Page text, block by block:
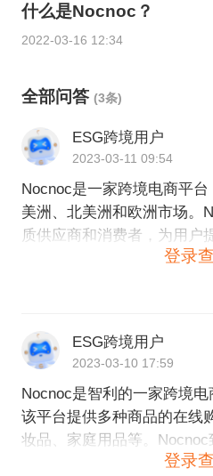
什么是Nocnoc？
2022-03-16 12:34
全部问答 (3条)
ESG跨境用户
2023-03-11 09:54
Nocnoc是一家跨境电商平
美洲、北美洲和欧洲市场。
质供应商和消费者，为用户
优惠实惠的跨境购物体验。
了服装、鞋帽、美妆、家居
台。
登录
ESG跨境用户
2023-03-10 17:59
Nocnoc是智利的一家跨境电
该平台提供多种商品的在线
妆品、家庭用品等。
智利、南美洲及墨西哥墨西
登录